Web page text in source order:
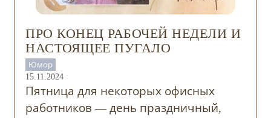
ПРО КОНЕЦ РАБОЧЕЙ НЕДЕЛИ И
НАСТОЯЩЕЕ ПУГАЛО
Юмор
15.11.2024
Пятница для некоторых офисных
работников — день праздничный,